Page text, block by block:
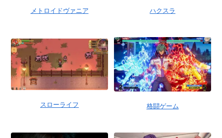
メトロイドヴァニア ハクスラ
スローライフ 格闘ゲーム